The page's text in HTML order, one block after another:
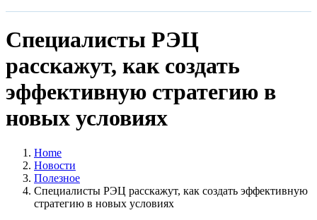
Специалисты РЭЦ
расскажут, как создать
эффективную стратегию в
новых условиях
Home
Новости
Полезное
Специалисты РЭЦ расскажут, как создать эффективную
стратегию в новых условиях